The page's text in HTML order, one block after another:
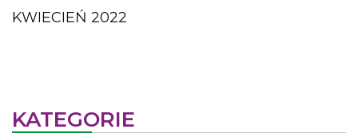
KWIECIEŃ 2022
KATEGORIE